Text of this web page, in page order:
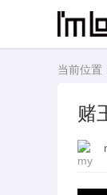
当前位置
赌